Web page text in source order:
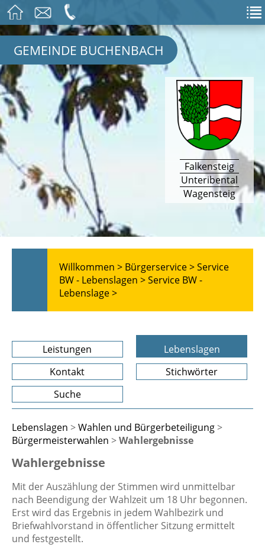
GEMEINDE BUCHENBACH
Falkensteig
Unteribental
Wagensteig
Willkommen > Bürgerservice >Service
BW - Lebenslagen >Service BW -
Lebenslage >
Leistungen
Lebenslagen
Kontakt
Stichwörter
Suche
Lebenslagen >Wahlen und Bürgerbeteiligung>
Bürgermeisterwahlen >Wahlergebnisse
Wahlergebnisse
Mit der Auszählung der Stimmen wird unmittelbar
nach Beendigung der Wahlzeit um 18 Uhr begonnen.
Erst wird das Ergebnis in jedem Wahlbezirk und
Briefwahlvorstand in öffentlicher Sitzung ermittelt
und festgestellt.